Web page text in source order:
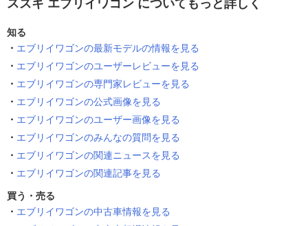
スズキ エブリイワゴン についてもっと詳しく
知る
エブリイワゴンの最新モデルの情報を見る
エブリイワゴンのユーザーレビューを見る
エブリイワゴンの専門家レビューを見る
エブリイワゴンの公式画像を見る
エブリイワゴンのユーザー画像を見る
エブリイワゴンのみんなの質問を見る
エブリイワゴンの関連ニュースを見る
エブリイワゴンの関連記事を見る
買う・売る
エブリイワゴンの中古車情報を見る